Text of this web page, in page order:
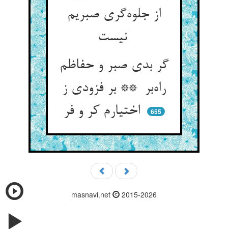
از جلوه‌گری صبریم
نیست
گر بدی صبر و حفاظم
راه‌بر ** بر فزودی ز
اختیارم کر و فر
655
masnavi.net 2015-2026